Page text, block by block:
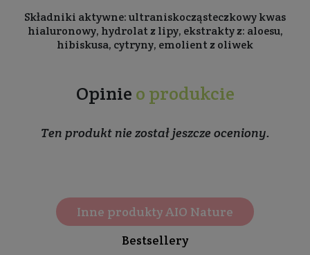
Składniki aktywne: ultraniskocząsteczkowy kwas
hialuronowy, hydrolat z lipy, ekstrakty z: aloesu,
hibiskusa, cytryny, emolient z oliwek
Opinie o produkcie
Ten produkt nie został jeszcze oceniony.
Inne produkty AIO Nature
Bestsellery